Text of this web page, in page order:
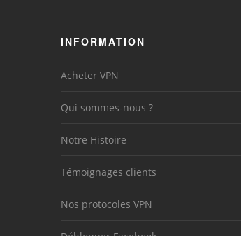
INFORMATION
Acheter VPN
Qui sommes-nous ?
Notre Histoire
Témoignages clients
Nos protocoles VPN